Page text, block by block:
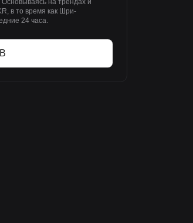
на трендах и
в то время как Шри-
24 часа.